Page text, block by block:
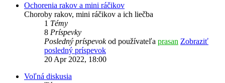
Ochorenia rakov a mini ráčikov
Choroby rakov, mini ráčikov a ich liečba
1 Témy
8 Príspevky
Posledný príspevokod používateľa prasan Zobraziť
posledný príspevok
20 Apr 2022, 18:00
Voľná diskusia